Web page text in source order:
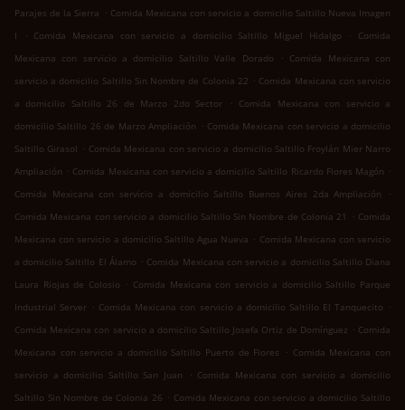
Parajes de la Sierra . Comida Mexicana con servicio a domicilio Saltillo Nueva Imagen
I
. Comida Mexicana con servicio a domicilio Saltillo Miguel Hidalgo .
Comida
Mexicana con servicio a domicilio Saltillo Valle Dorado
. Comida Mexicana con
servicio a domicilio Saltillo Sin Nombre de Colonia 22 . Comida Mexicana con servicio
a domicilio Saltillo 26 de Marzo 2do Sector
. Comida Mexicana con servicio a
domicilio Saltillo 26 de Marzo Ampliación . Comida Mexicana con servicio a domicilio
Saltillo Girasol . Comida Mexicana con servicio a domicilio Saltillo Froylán Mier Narro
Ampliación . Comida Mexicana con servicio a domicilio Saltillo Ricardo Flores Magón .
Comida Mexicana con servicio a domicilio Saltillo Buenos Aires 2da Ampliación
.
Comida Mexicana con servicio a domicilio Saltillo Sin Nombre de Colonia 21
. Comida
Mexicana con servicio a domicilio Saltillo Agua Nueva . Comida Mexicana con servicio
a domicilio Saltillo El Álamo . Comida Mexicana con servicio a domicilio Saltillo Diana
Laura Riojas de Colosio . Comida Mexicana con servicio a domicilio Saltillo Parque
Industrial Server . Comida Mexicana con servicio a domicilio Saltillo El Tanquecito .
Comida Mexicana con servicio a domicilio Saltillo Josefa Ortiz de Domínguez . Comida
Mexicana con servicio a domicilio Saltillo Puerto de Flores
. Comida Mexicana con
servicio a domicilio Saltillo San Juan
. Comida Mexicana con servicio a domicilio
Saltillo Sin Nombre de Colonia 26 . Comida Mexicana con servicio a domicilio Saltillo